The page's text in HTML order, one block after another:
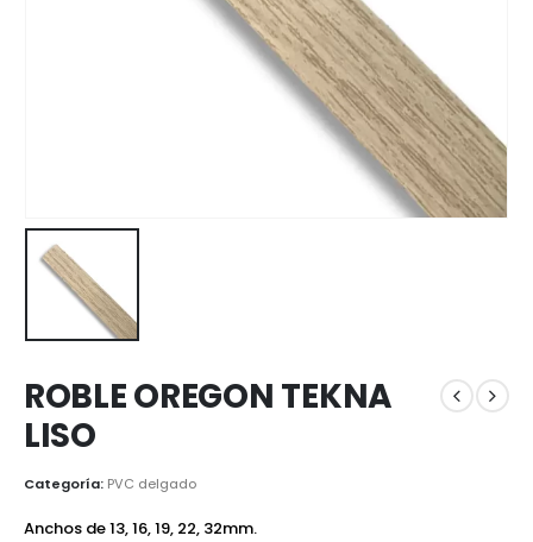
ROBLE OREGON TEKNA
LISO
Categoría: PVC delgado
Anchos de 13, 16, 19, 22, 32mm.